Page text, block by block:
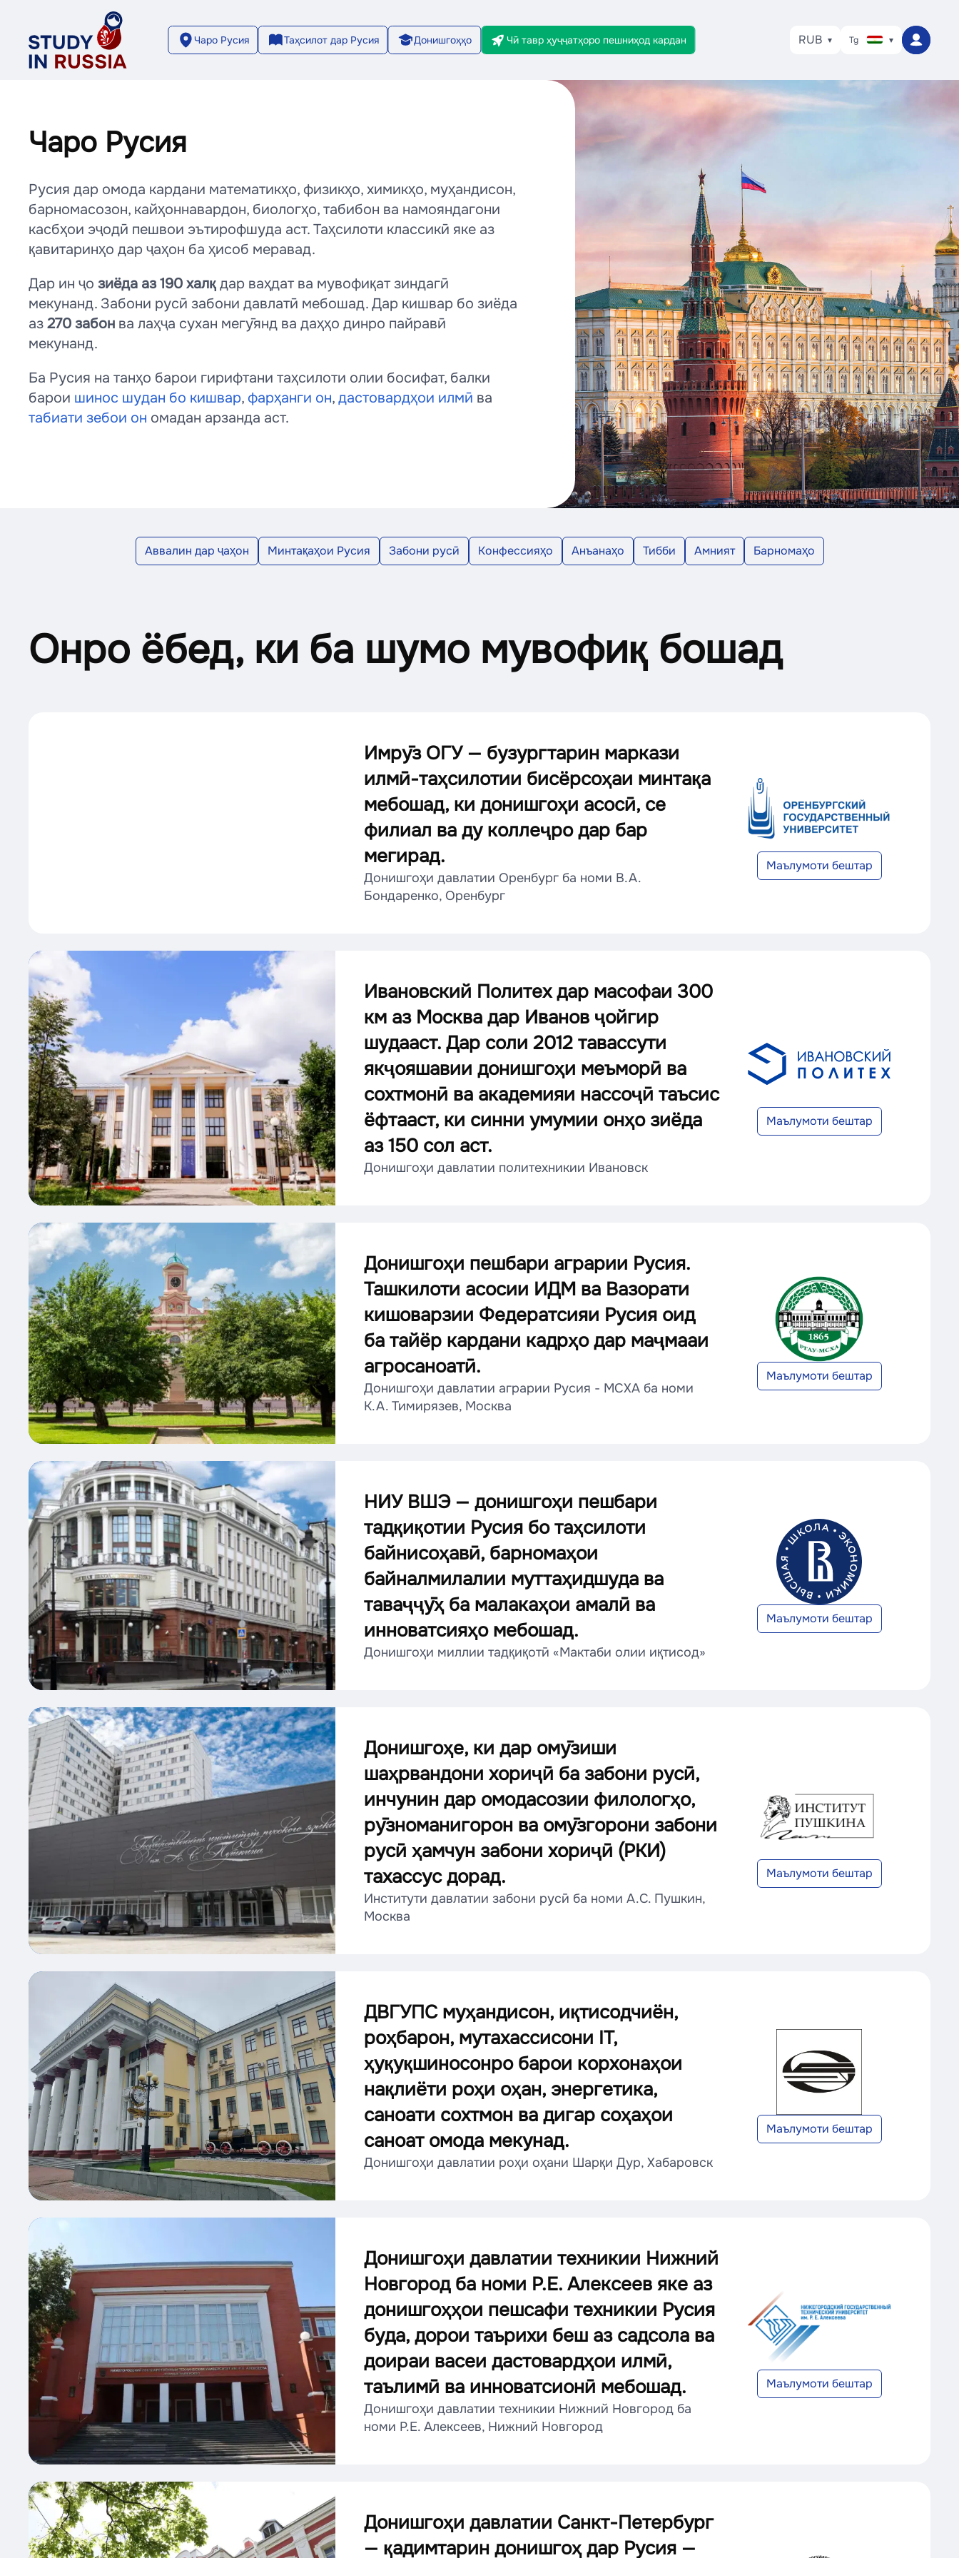
Чаро Русия Таҳсилот дар Русия Донишгоҳҳо Чӣ тавр ҳуҷҷатҳоро пешниҳод кардан RUB Tg
Чаро Русия
Русия дар омода кардани математикҳо, физикҳо, химикҳо, муҳандисон,
барномасозон, кайҳоннавардон, биологҳо, табибон ва намояндагони
касбҳои эҷодӣ пешвои эътирофшуда аст. Таҳсилоти классикӣ яке аз
қавитаринҳо дар ҷаҳон ба ҳисоб меравад.
Дар ин ҷо зиёда аз 190 халқ дар ваҳдат ва мувофиқат зиндагӣ
мекунанд. Забони русӣ забони давлатӣ мебошад. Дар кишвар бо зиёда
аз 270 забон ва лаҳҷа сухан мегӯянд ва даҳҳо динро пайравӣ
мекунанд.
Ба Русия на танҳо барои гирифтани таҳсилоти олии босифат, балки
барои шинос шудан бо кишвар, фарҳанги он, дастовардҳои илмӣ ва
табиати зебои он омадан арзанда аст.
Аввалин дар ҷаҳон Минтақаҳои Русия Забони русӣ Конфессияҳо Анъанаҳо Тибби Амният Барномаҳо
Онро ёбед, ки ба шумо мувофиқ бошад
Имрӯз ОГУ — бузургтарин маркази
илмӣ-таҳсилотии бисёрсоҳаи минтақа
мебошад, ки донишгоҳи асосӣ, се
филиал ва ду коллеҷро дар бар
мегирад.
Донишгоҳи давлатии Оренбург ба номи В.А.
Бондаренко, Оренбург
Маълумоти бештар
Ивановский Политех дар масофаи 300
км аз Москва дар Иванов ҷойгир
шудааст. Дар соли 2012 тавассути
якҷояшавии донишгоҳи меъморӣ ва
сохтмонӣ ва академияи нассоҷӣ таъсис
ёфтааст, ки синни умумии онҳо зиёда
аз 150 сол аст.
Донишгоҳи давлатии политехникии Ивановск
Маълумоти бештар
Донишгоҳи пешбари аграрии Русия.
Ташкилоти асосии ИДМ ва Вазорати
кишоварзии Федератсияи Русия оид
ба тайёр кардани кадрҳо дар маҷмааи
агросаноатӣ.
Донишгоҳи давлатии аграрии Русия - МСХА ба номи
К.А. Тимирязев, Москва
Маълумоти бештар
НИУ ВШЭ — донишгоҳи пешбари
тадқиқотии Русия бо таҳсилоти
байнисоҳавӣ, барномаҳои
байналмилалии муттаҳидшуда ва
таваҷҷӯҳ ба малакаҳои амалӣ ва
инноватсияҳо мебошад.
Донишгоҳи миллии тадқиқотӣ «Мактаби олии иқтисод»
Маълумоти бештар
Донишгоҳе, ки дар омӯзиши
шаҳрвандони хориҷӣ ба забони русӣ,
инчунин дар омодасозии филологҳо,
рӯзноманигорон ва омӯзгорони забони
русӣ ҳамчун забони хориҷӣ (РКИ)
тахассус дорад.
Институти давлатии забони русӣ ба номи А.С. Пушкин,
Москва
Маълумоти бештар
ДВГУПС муҳандисон, иқтисодчиён,
роҳбарон, мутахассисони IT,
ҳуқуқшиносонро барои корхонаҳои
нақлиёти роҳи оҳан, энергетика,
саноати сохтмон ва дигар соҳаҳои
саноат омода мекунад.
Донишгоҳи давлатии роҳи оҳани Шарқи Дур, Хабаровск
Маълумоти бештар
Донишгоҳи давлатии техникии Нижний
Новгород ба номи Р.Е. Алексеев яке аз
донишгоҳҳои пешсафи техникии Русия
буда, дорои таърихи беш аз садсола ва
доираи васеи дастовардҳои илмӣ,
таълимӣ ва инноватсионӣ мебошад.
Донишгоҳи давлатии техникии Нижний Новгород ба
номи Р.Е. Алексеев, Нижний Новгород
Маълумоти бештар
Донишгоҳи давлатии Санкт-Петербург
— қадимтарин донишгоҳ дар Русия —